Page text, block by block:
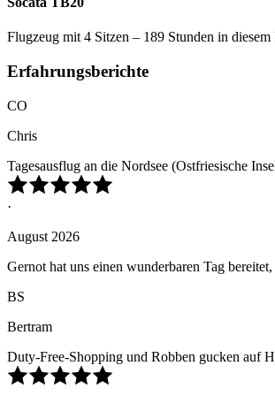
Flugzeug mit 4 Sitzen – 189 Stunden in diesem
Erfahrungsberichte
CO
Chris
Tagesausflug an die Nordsee (Ostfriesische
·
August 2026
Gernot hat uns einen wunderbaren Tag
BS
Bertram
Duty-Free-Shopping und Robben gucken auf